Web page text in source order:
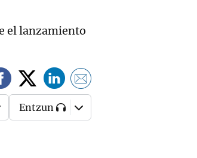
el lanzamiento
Entzun